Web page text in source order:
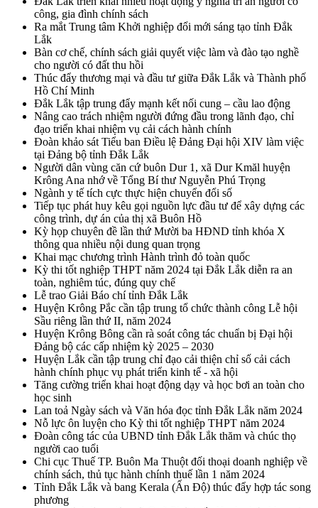
công, gia đình chính sách
Ra mắt Trung tâm Khởi nghiệp đổi mới sáng tạo tỉnh Đắk
Lắk
Bàn cơ chế, chính sách giải quyết việc làm và đào tạo nghề
cho người có đất thu hồi
Thúc đẩy thương mại và đầu tư giữa Đắk Lắk và Thành phố
Hồ Chí Minh
Đắk Lắk tập trung đẩy mạnh kết nối cung – cầu lao động
Nâng cao trách nhiệm người đứng đầu trong lãnh đạo, chỉ
đạo triển khai nhiệm vụ cải cách hành chính
Đoàn khảo sát Tiểu ban Điều lệ Đảng Đại hội XIV làm việc
tại Đảng bộ tỉnh Đắk Lắk
Người dân vùng căn cứ buôn Dur 1, xã Dur Kmăl huyện
Krông Ana nhớ về Tổng Bí thư Nguyễn Phú Trọng
Ngành y tế tích cực thực hiện chuyển đổi số
Tiếp tục phát huy kêu gọi nguồn lực đầu tư để xây dựng các
công trình, dự án của thị xã Buôn Hồ
Kỳ họp chuyên đề lần thứ Mười ba HĐND tỉnh khóa X
thông qua nhiều nội dung quan trọng
Khai mạc chương trình Hành trình đỏ toàn quốc
Kỳ thi tốt nghiệp THPT năm 2024 tại Đắk Lắk diễn ra an
toàn, nghiêm túc, đúng quy chế
Lễ trao Giải Báo chí tỉnh Đắk Lắk
Huyện Krông Pắc cần tập trung tổ chức thành công Lễ hội
Sầu riêng lần thứ II, năm 2024
Huyện Krông Bông cần rà soát công tác chuẩn bị Đại hội
Đảng bộ các cấp nhiệm kỳ 2025 – 2030
Huyện Lắk cần tập trung chỉ đạo cải thiện chỉ số cải cách
hành chính phục vụ phát triển kinh tế - xã hội
Tăng cường triển khai hoạt động dạy và học bơi an toàn cho
học sinh
Lan toả Ngày sách và Văn hóa đọc tỉnh Đắk Lắk năm 2024
Nỗ lực ôn luyện cho Kỳ thi tốt nghiệp THPT năm 2024
Đoàn công tác của UBND tỉnh Đắk Lắk thăm và chúc thọ
người cao tuổi
Chi cục Thuế TP. Buôn Ma Thuột đối thoại doanh nghiệp về
chính sách, thủ tục hành chính thuế lần 1 năm 2024
Tỉnh Đắk Lắk và bang Kerala (Ấn Độ) thúc đẩy hợp tác song
phương